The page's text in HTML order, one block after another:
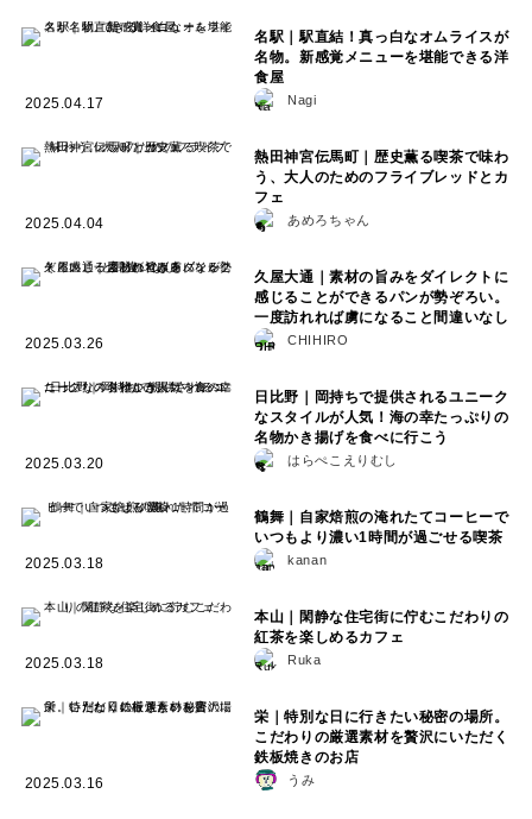
2025.04.17
名駅｜駅直結！真っ白なオムライスが
名物。新感覚メニューを堪能できる洋
食屋
Nagi
2025.04.04
熱田神宮伝馬町｜歴史薫る喫茶で味わ
う、大人のためのフライブレッドとカ
フェ
あめろちゃん
2025.03.26
久屋大通｜素材の旨みをダイレクトに
感じることができるパンが勢ぞろい。
一度訪れれば虜になること間違いなし
CHIHIRO
2025.03.20
日比野｜岡持ちで提供されるユニーク
なスタイルが人気！海の幸たっぷりの
名物かき揚げを食べに行こう
はらぺこえりむし
2025.03.18
鶴舞｜自家焙煎の淹れたてコーヒーで
いつもより濃い1時間が過ごせる喫茶
kanan
2025.03.18
本山｜閑静な住宅街に佇むこだわりの
紅茶を楽しめるカフェ
Ruka
2025.03.16
栄｜特別な日に行きたい秘密の場所。
こだわりの厳選素材を贅沢にいただく
鉄板焼きのお店
うみ